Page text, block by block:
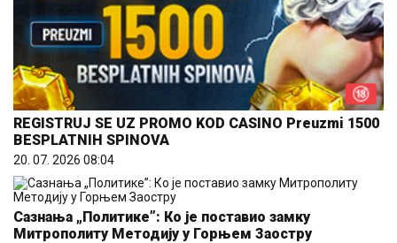
REGISTRUJ SE UZ PROMO KOD CASINO Preuzmi 1500
BESPLATNIH SPINOVA
20. 07. 2026 08:04
Сазнања „Политике”: Ко је поставио замку
Митрополиту Методију у Горњем Заостру